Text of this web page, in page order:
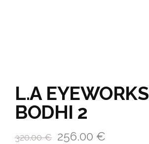
L.A EYEWORKS
BODHI 2
320.00€ 256.00 €